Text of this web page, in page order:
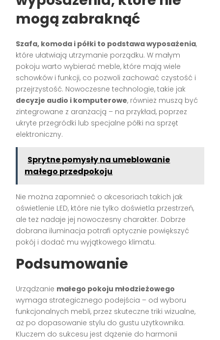
mogą zabraknąć
Szafa, komoda i półki to podstawa wyposażenia,
które ułatwiają utrzymanie porządku. W małym
pokoju warto wybierać meble, które mają wiele
schowków i funkcji, co pozwoli zachować czystość i
przejrzystość. Nowoczesne technologie, takie jak
decyzje audio i komputerowe, również muszą być
zintegrowane z aranżacją – na przykład, poprzez
ukryte przegródki lub specjalne półki na sprzęt
elektroniczny.
Sprytne pomysły na umeblowanie
małego przedpokoju
Nie można zapomnieć o akcesoriach takich jak
oświetlenie LED, które nie tylko doświetla przestrzeń,
ale też nadaje jej nowoczesny charakter. Dobrze
dobrana iluminacja potrafi optycznie powiększyć
pokój i dodać mu wyjątkowego klimatu.
Podsumowanie
Urządzanie małego pokoju młodzieżowego
wymaga strategicznego podejścia – od wyboru
funkcjonalnych mebli, przez skuteczne triki wizualne,
aż po dopasowanie stylu do gustu użytkownika.
Kluczem do sukcesu jest dążenie do harmonii